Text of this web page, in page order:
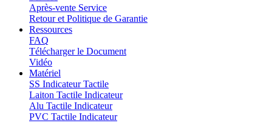
Après-vente Service
Retour et Politique de Garantie
Ressources
FAQ
Télécharger le Document
Vidéo
Matériel
SS Indicateur Tactile
Laiton Tactile Indicateur
Alu Tactile Indicateur
PVC Tactile Indicateur